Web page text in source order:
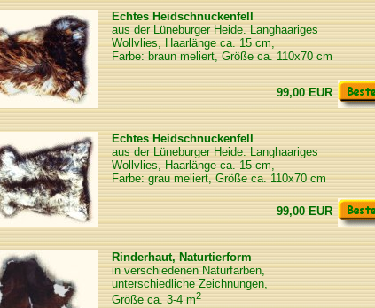
Echtes Heidschnuckenfell
aus der Lüneburger Heide. Langhaariges
Wollvlies, Haarlänge ca. 15 cm,
Farbe: braun meliert, Größe ca. 110x70 cm
99,00 EUR
Echtes Heidschnuckenfell
aus der Lüneburger Heide. Langhaariges
Wollvlies, Haarlänge ca. 15 cm,
Farbe: grau meliert, Größe ca. 110x70 cm
99,00 EUR
Rinderhaut, Naturtierform
in verschiedenen Naturfarben,
unterschiedliche Zeichnungen,
Größe ca. 3-4 m2